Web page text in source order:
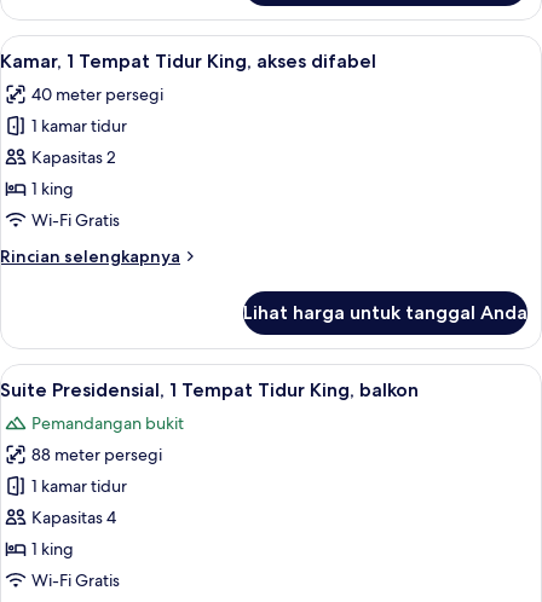
Kamar
Mewah,
1
Tidur
King,
Lihat
semua
foto
untuk
Kamar,
1
Tempat
King,
Seprai premium, selimut bulu angsa,
6
Kamar, 1 Tempat Tidur King, akses difabel
40 meter persegi
1 kamar tidur
Kapasitas 2
1 king
Wi-Fi Gratis
Rincian selengkapnya
Rincian
Kamar,
Tempat
King,
akses
difabel
Lihat harga untuk tanggal Anda
Lihat
semua
foto
untuk
Suite
Presidensial,
1
Tempat
Suite Presidensial, 1 Tempat Tidur
4
Suite Presidensial, 1 Tempat Tidur King, balkon
Pemandangan bukit
88 meter persegi
1 kamar tidur
Kapasitas 4
1 king
Wi-Fi Gratis